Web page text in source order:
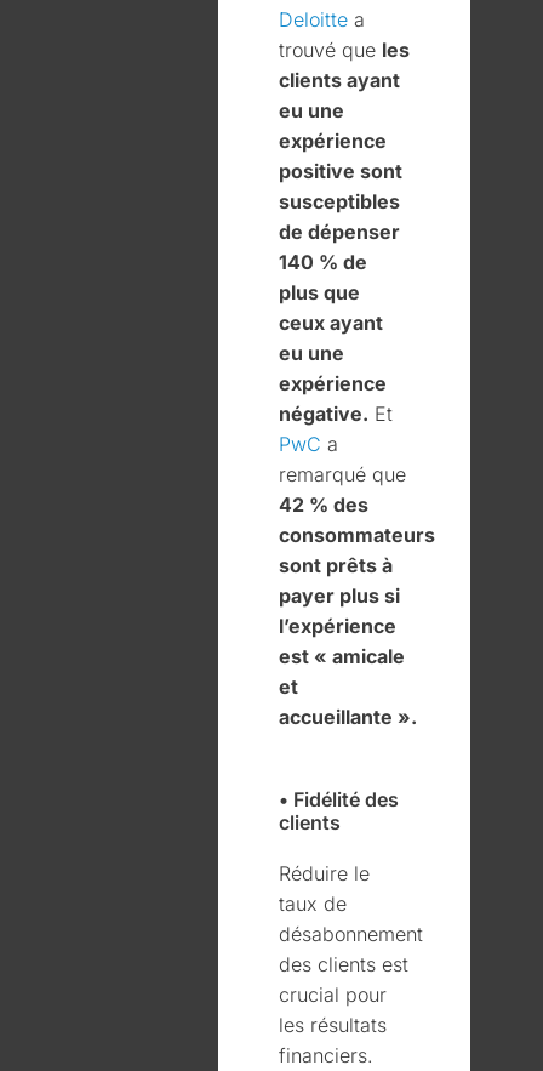
Deloitte a
trouvé que les
clients ayant
eu une
expérience
positive sont
susceptibles
de dépenser
140 % de
plus que
ceux ayant
eu une
expérience
négative. Et
PwC a
remarqué que
42 % des
consommateurs
sont prêts à
payer plus si
l’expérience
est « amicale
et
accueillante ».
• Fidélité des
clients
Réduire le
taux de
désabonnement
des clients est
crucial pour
les résultats
financiers.